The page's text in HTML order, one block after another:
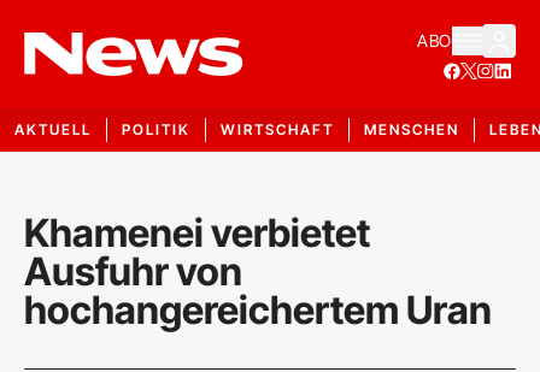
ABO
AKTUELL POLITIK WIRTSCHAFT MENSCHEN
Khamenei verbietet
Ausfuhr von
hochangereichertem Uran